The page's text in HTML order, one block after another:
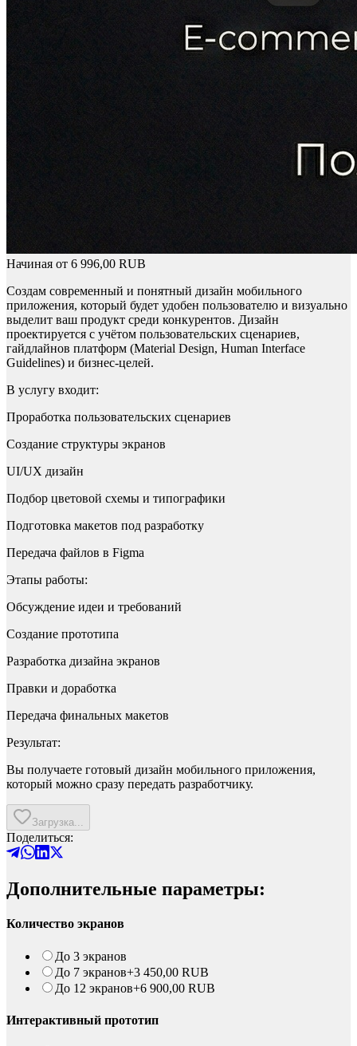
Начиная от 6 996,00 RUB
Создам современный и понятный дизайн мобильного
приложения, который будет удобен пользователю и визуально
выделит ваш продукт среди конкурентов. Дизайн
проектируется с учётом пользовательских сценариев,
гайдлайнов платформ (Material Design, Human Interface
Guidelines) и бизнес-целей.
В услугу входит:
Проработка пользовательских сценариев
Создание структуры экранов
UI/UX дизайн
Подбор цветовой схемы и типографики
Подготовка макетов под разработку
Передача файлов в Figma
Этапы работы:
Обсуждение идеи и требований
Создание прототипа
Разработка дизайна экранов
Правки и доработка
Передача финальных макетов
Результат:
Вы получаете готовый дизайн мобильного приложения,
который можно сразу передать разработчику.
Загрузка...
Поделиться:
Дополнительные параметры:
Количество экранов
До 3 экранов
До 7 экранов+3 450,00 RUB
До 12 экранов+6 900,00 RUB
Интерактивный прототип